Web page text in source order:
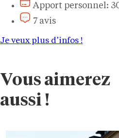
Apport personnel:
7 avis
Je veux plus d’infos !
Vous aimerez
aussi !